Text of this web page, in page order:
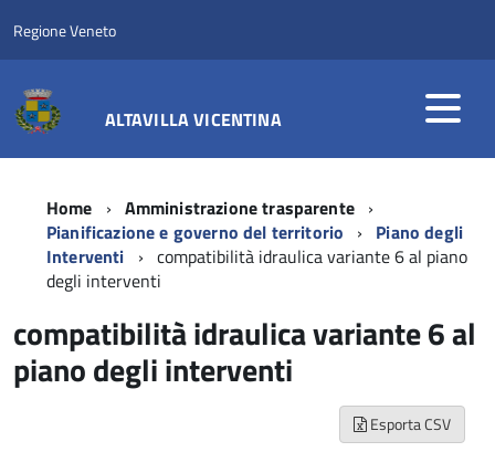
Regione Veneto
ALTAVILLA VICENTINA
Home
Amministrazione trasparente
Pianificazione e governo del territorio
Piano degli
Interventi
compatibilità idraulica variante 6 al piano
degli interventi
compatibilità idraulica variante 6 al
piano degli interventi
Esporta CSV